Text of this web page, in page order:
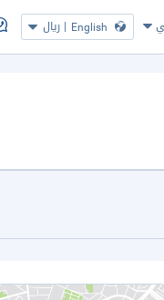
English
| ريال